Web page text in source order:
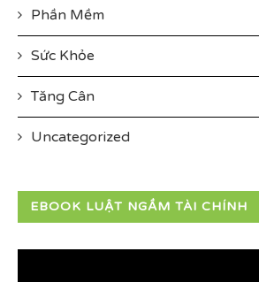
Phần Mềm
Sức Khỏe
Tăng Cân
Uncategorized
EBOOK LUẬT NGẦM TÀI CHÍNH